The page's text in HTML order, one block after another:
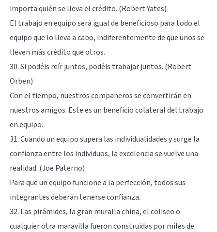
importa quién se lleva el crédito. (Robert Yates)
El trabajo en equipo será igual de beneficioso para todo el
equipo que lo lleva a cabo, indiferentemente de que unos se
lleven más crédito que otros.
30. Si podéis reír juntos, podéis trabajar juntos. (Robert
Orben)
Con el tiempo, nuestros compañeros se convertirán en
nuestros amigos. Este es un beneficio colateral del trabajo
en equipo.
31. Cuando un equipo supera las individualidades y surge la
confianza entre los individuos, la excelencia se vuelve una
realidad. (Joe Paterno)
Para que un equipo funcione a la perfección, todos sus
integrantes deberán tenerse confianza.
32. Las pirámides, la gran muralla china, el coliseo o
cualquier otra maravilla fueron construidas por miles de